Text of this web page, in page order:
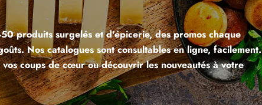
produits surgelés et d'épicerie, des promos chaque
Nos catalogues sont consultables en ligne, facilement.
coups de cœur ou découvrir les nouveautés à votre